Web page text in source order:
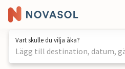
Vart skulle du vilja åka?
Lägg till destination, datum,
1 / 55